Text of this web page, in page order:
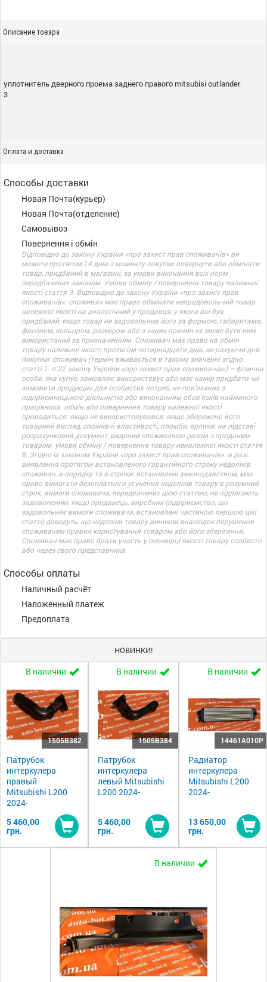
Описание товара
уплотнитель дверного проема заднего правого mitsubisi outlander
3
Оплата и доставка
Способы доставки
Новая Почта(курьер)
Новая Почта(отделение)
Самовывоз
Повернення і обмін
Відповідно до закону України «про захист прав споживачів» ви
можете протягом 14 днів з моменту покупки повернути або обміняти
товар, придбаний в магазині, за умови виконання всіх норм
передбачених законом. Умови обміну / повернення товару належної
якості стаття 9. Відповідно до закону України «про захист прав
споживачів»: споживач має право обміняти непродовольчий товар
належної якості на аналогічний у продавця, у якого він був
придбаний, якщо товар не задовольнив його за формою, габаритами,
фасоном, кольором, розміром або з інших причин не може бути ним
використаний за призначенням. Споживач має право на обмін
товару належної якості протягом чотирнадцяти днів, не рахуючи дня
покупки. споживач (термін вживається в такому значенні згідно
статті 1. п.22 закону України «про захист прав споживачів») – фізична
особа, яка купує, замовляє, використовує або має намір придбати чи
замовити продукцію для особистих потреб, не пов’язаних з
підприємницькою діяльністю або виконанням обов’язків найманого
працівника. обмін або повернення товару належної якості
провадиться: якщо не використовувався; якщо збережено його
товарний вигляд, споживчі властивості, пломби, ярлики; на підставі
розрахунковий документ, виданий споживачеві разом з проданим
товаром. умови обміну / повернення товару неналежної якості стаття
8. Згідно із законом України «про захист прав споживачів»: в разі
виявлення протягом встановленого гарантійного строку недоліків
споживач, в порядку та в строки, встановлені законодавством, має
право вимагати безоплатного усунення недоліків товару в розумний
строк. вимоги споживача, передбачених цією статтею, не підлягають
задоволенню, якщо продавець, виробник (підприємство, що
задовольняє вимоги споживача, встановлені частиною першою цієї
статті) доведуть, що недоліки товару виникли внаслідок порушення
споживачем правил користування товаром або його зберігання.
Споживач має право брати участь у перевірці якості товару особисто
або через свого представника.
Способы оплаты
Наличный расчёт
Наложенный платеж
Предоплата
НОВИНКИ!
В наличии
1505B382
Патрубок
интеркулера
правый
Mitsubishi L200
2024-
5 460,00
грн.
Купить
В наличии
1505B384
Патрубок
интеркулера
левый Mitsubishi
L200 2024-
5 460,00
грн.
Купить
В наличии
14461A010P
Радиатор
интеркулера
Mitsubishi L200
2024-
13 650,00
грн.
В наличии